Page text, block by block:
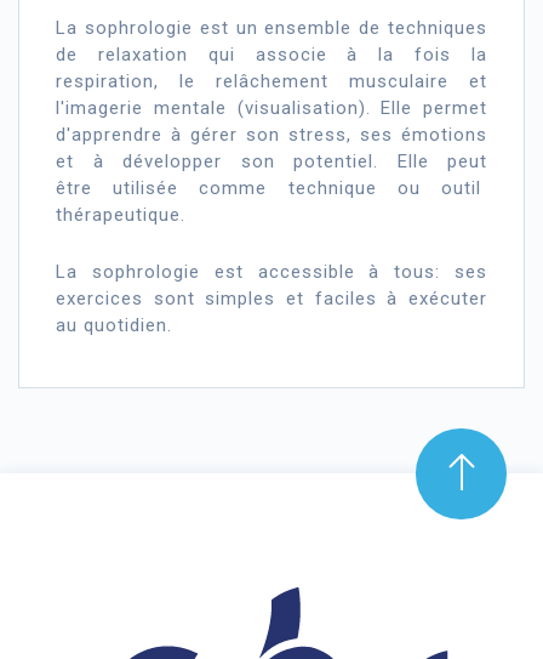
La sophrologie est un ensemble de techniques
de relaxation qui associe à la fois la
respiration, le relâchement musculaire et
l'imagerie mentale (visualisation). Elle permet
d'apprendre à gérer son stress, ses émotions
et à développer son potentiel. Elle peut
être utilisée comme technique ou outil
thérapeutique.
La sophrologie est accessible à tous: ses
exercices sont simples et faciles à exécuter
au quotidien.